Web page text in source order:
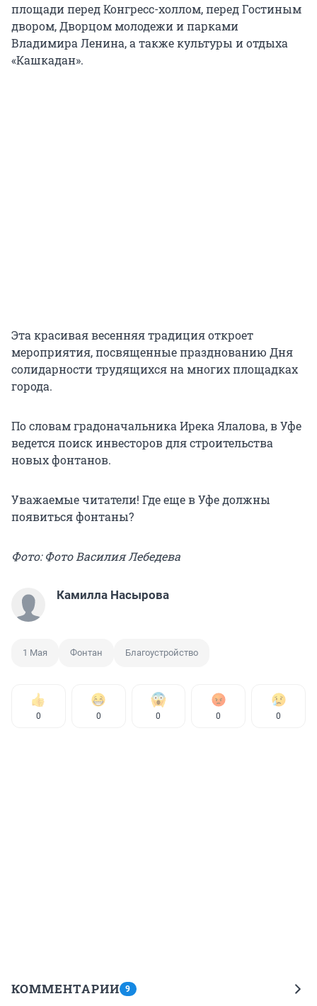
площади перед Конгресс-холлом, перед Гостиным
двором, Дворцом молодежи и парками
Владимира Ленина, а также культуры и отдыха
«Кашкадан».
Эта красивая весенняя традиция откроет
мероприятия, посвященные празднованию Дня
солидарности трудящихся на многих площадках
города.
По словам градоначальника Ирека Ялалова, в Уфе
ведется поиск инвесторов для строительства
новых фонтанов.
Уважаемые читатели! Где еще в Уфе должны
появиться фонтаны?
Фото: Фото Василия Лебедева
Камилла Насырова
1 Мая Фонтан Благоустройство
0 0 0 0 0
КОММЕНТАРИИ 9